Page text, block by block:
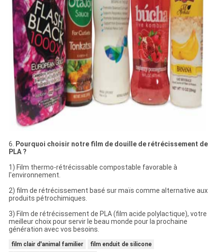
6. Pourquoi choisir notre film de douille de rétrécissement de
PLA ?
1) Film thermo-rétrécissable compostable favorable à
l'environnement.
2) film de rétrécissement basé sur maïs comme alternative aux
produits pétrochimiques.
3) Film de rétrécissement de PLA (film acide polylactique), votre
meilleur choix pour servir le beau monde pour la prochaine
génération avec vos besoins.
film clair d'animal familier
film enduit de silicone